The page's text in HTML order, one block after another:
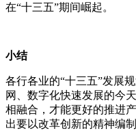
在“十三五”期间崛起。
小结
各行各业的“十三五”发展
网、数字化快速发展的今
相融合，才能更好的推进
出要以改革创新的精神编